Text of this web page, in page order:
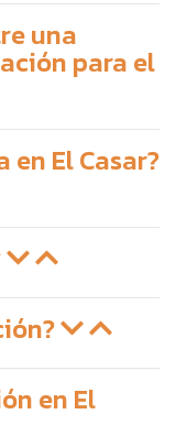
una
para el
El Casar?
en El